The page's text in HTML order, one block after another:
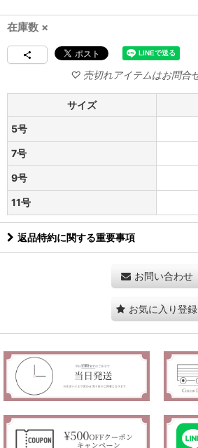
在庫数 ×
サイズ
5号
7号
9号
11号
返品特約に関する重要事項
お問い合わせ
お気に入り登録